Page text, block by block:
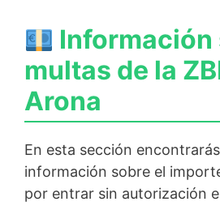
Información
multas de la
Arona
En esta sección
información sobre el
por entrar sin autorización